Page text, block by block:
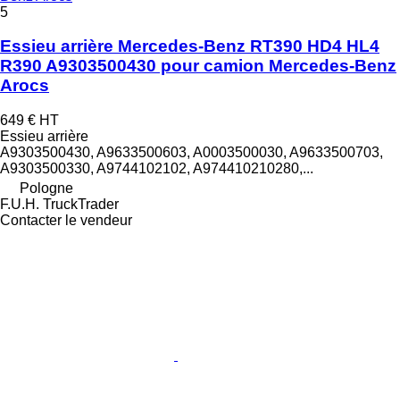
5
Essieu arrière Mercedes-Benz RT390 HD4 HL4
R390 A9303500430 pour camion Mercedes-Benz
Arocs
649 € HT
Essieu arrière
A9303500430, A9633500603, A0003500030, A9633500703,
A9303500330, A9744102102, A974410210280,...
Pologne
F.U.H. TruckTrader
Contacter le vendeur